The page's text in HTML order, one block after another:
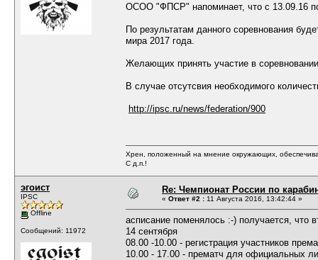
ОСОО "ФПСР" напоминает, что с 13.09.16
По результатам данного соревнования
мира 2017 года.
Желающих принять участие в
В случае отсутсвия необходимого
http://ipsc.ru/news/federation/900
Хрен, положенный на мнение окружающих,
С д.п.!
эгоист
IPSC
Offline
Сообщений: 11972
Re: Чемпионат России по
« Ответ #2 : 11 Августа 2016, 13:42:44 »
асписание поменялось :-) получается, что
14 сентября
08.00 -10.00 - регистрация участников
10.00 - 17.00 - прематч для официальных